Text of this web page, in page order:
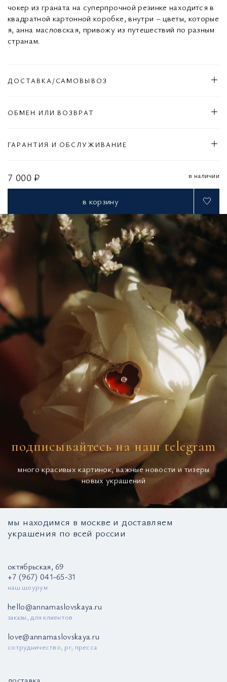
7 000 ₽ в наличии
в корзину
чокер из граната на суперпрочной резинке находится в
квадратной картонной коробке, внутри – цветы, которые
я, анна масловская, привожу из путешествий по разным
странам.
ДОСТАВКА/САМОВЫВОЗ
ОБМЕН ИЛИ ВОЗВРАТ
ГАРАНТИЯ И ОБСЛУЖИВАНИЕ
подписывайтесь на наш telegram
много красивых картинок, важные новости и тизеры
новых украшений
мы находимся в москве и доставляем
украшения по всей россии
октябрьская, 69
+7 (967) 041-65-31
наш шоурум
hello@annamaslovskaya.ru
заказы, для клиентов
love@annamaslovskaya.ru
сотрудничество, pr, пресса